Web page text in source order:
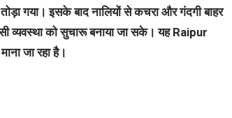
गया। इसके बाद नालियों से कचरा और गंदगी बाहर
व्यवस्था को सुचारू बनाया जा सके। यह Raipur
जा रहा है।